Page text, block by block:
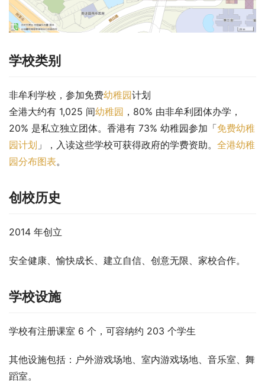
学校类别
非牟利学校，参加免费幼稚园计划
全港大约有 1,025 间幼稚园 ，80% 由非牟利团体办学，
20% 是私立独立团体。香港有 73% 幼稚园参加「免费幼稚
园计划 」，入读这些学校可获得政府的学费资助。 全港幼稚
园分布图表。
创校历史
2014 年创立
安全健康、愉快成长、建立自信、创意无限、家校合作。
学校设施
学校有注册课室 6 个，可容纳约 203 个学生
其他设施包括：户外游戏场地、室内游戏场地、音乐室、舞
蹈室。